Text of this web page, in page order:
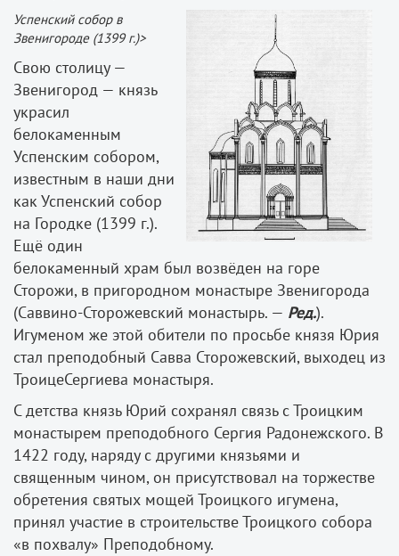
Успенский собор в
Звенигороде (1399 г.)>
Свою столицу —
Звенигород — князь
украсил
белокаменным
Успенским собором,
известным в наши дни
как Успенский собор
на Городке (1399 г.).
Ещё один
белокаменный храм был возвёден на горе
Сторожи, в пригородном монастыре Звенигорода
(Саввино­-Сторожевский монастырь. — Ред.).
Игуменом же этой обители по просьбе князя Юрия
стал преподобный Савва Сторожевский, выходец из
Троице­Сергиева монастыря.
С детства князь Юрий сохранял связь с Троицким
монастырем преподобного Сергия Радонежского. В
1422 году, наряду с другими князьями и
священным чином, он присутствовал на торжестве
обретения святых мощей Троицкого игумена,
принял участие в строительстве Троицкого собора
«в похвалу» Преподобному.